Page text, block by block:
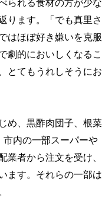
られる食材の方が少な
ります。「でも真里さ
はほぼ好き嫌いを克服
劇的においしくなるこ
とてもうれしそうにお
め、黒酢肉団子、根菜
内の一部スーパーや
業者から注文を受け、
ます。それらの一部は